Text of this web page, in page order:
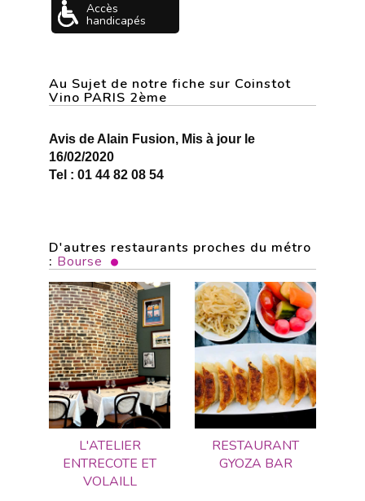
Accès
handicapés
Au Sujet de notre fiche sur Coinstot
Vino PARIS 2ème
Avis de Alain Fusion, Mis à jour le
16/02/2020
Tel : 01 44 82 08 54
D'autres restaurants proches du métro
: Bourse
L'ATELIER
ENTRECOTE ET
VOLAILL
RESTAURANT
GYOZA BAR